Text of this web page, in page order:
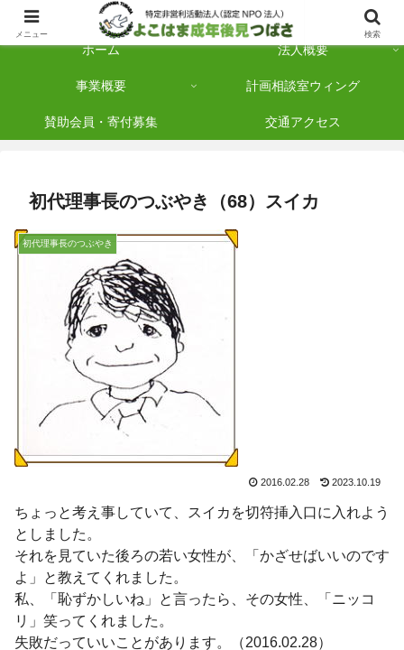
横浜市保土ケ谷区を拠点に「法人後見」を多数手がけている認定NPO法人です
ホーム 法人概要
事業概要 計画相談室ウィング
賛助会員・寄付募集 交通アクセス
初代理事長のつぶやき（68）スイカ
初代理事長のつぶやき
2016.02.28 2023.10.19
ちょっと考え事していて、スイカを切符挿入口に入れよう
としました。
それを見ていた後ろの若い女性が、「かざせばいいのです
よ」と教えてくれました。
私、「恥ずかしいね」と言ったら、その女性、「ニッコ
リ」笑ってくれました。
失敗だっていいことがあります。（2016.02.28）
メニュー 検索